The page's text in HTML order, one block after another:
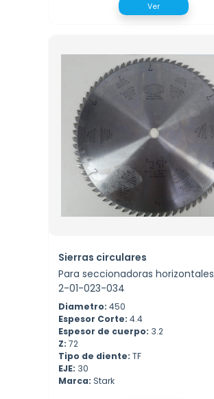
Ver
Sierras circulares
Para seccionadoras horizontales
2-01-023-034
Diametro: 450
Espesor Corte: 4.4
Espesor de cuerpo: 3.2
Z: 72
Tipo de diente: TF
EJE: 30
Marca: Stark